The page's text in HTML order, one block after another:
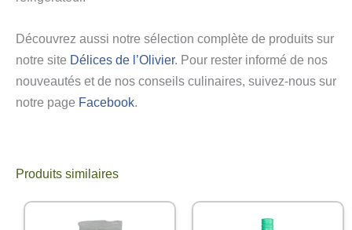
Découvrez aussi notre sélection complète de produits sur
notre site Délices de l’Olivier. Pour rester informé de nos
nouveautés et de nos conseils culinaires, suivez-nous sur
notre page Facebook.
Produits similaires